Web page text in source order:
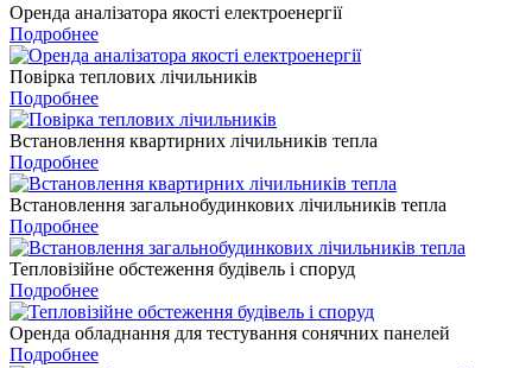
Оренда аналізатора якості електроенергії
Подробнее
Повірка теплових лічильників
Подробнее
Встановлення квартирних лічильників тепла
Подробнее
Встановлення загальнобудинкових лічильників тепла
Подробнее
Тепловізійне обстеження будівель і споруд
Подробнее
Оренда обладнання для тестування сонячних панелей
Подробнее